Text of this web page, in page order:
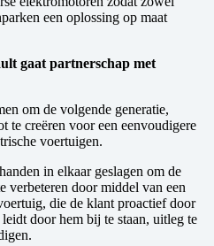
een oplossing op maat
gaat partnerschap met
om de volgende generatie,
te creëren voor een eenvoudigere
voertuigen.
in elkaar geslagen om de
verbeteren door middel van een
die de klant proactief door
door hem bij te staan, uitleg te